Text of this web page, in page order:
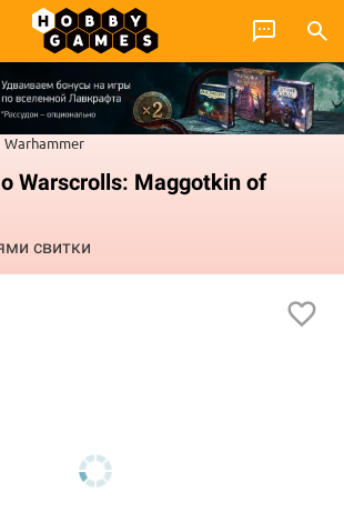
Warhammer
Warscrolls: Maggotkin of
свитки